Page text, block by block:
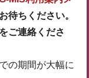
待ちください。
ご連絡くださ
の期間が大幅に